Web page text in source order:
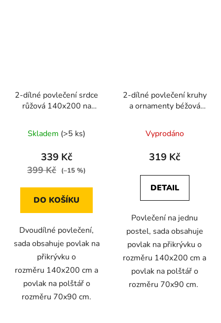
2-dílné povlečení srdce
růžová 140x200 na
Skladem (>5 ks)
339 Kč
399 Kč (–15 %)
DO KOŠÍKU
Dvoudílné povlečení,
sada obsahuje povlak na
přikrývku o
rozměru 140x200 cm a
povlak na polštář o
rozměru 70x90 cm.
2-dílné povlečení kruhy
a ornamenty béžová
postel
Vyprodáno
319 Kč
DETAIL
Povlečení na jednu
postel, sada obsahuje
povlak na přikrývku o
rozměru 140x200 cm a
povlak na polštář o
rozměru 70x90 cm.